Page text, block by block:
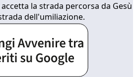
la strada percorsa da Gesù
dell'umiliazione.